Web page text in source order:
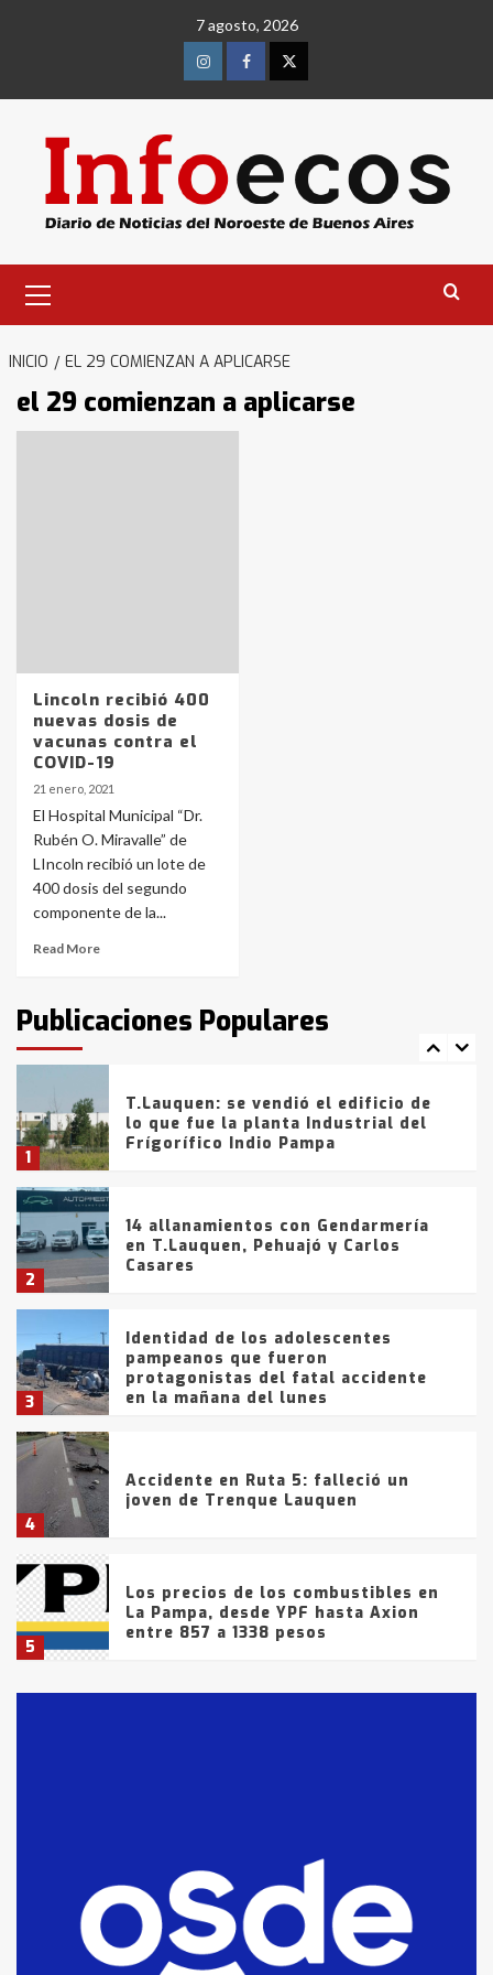
7 agosto, 2026
InstagramFacebookTwitter
primario
INICIO EL 29 COMIENZAN A APLICARSE
el 29 comienzan a aplicarse
Lincoln recibió 400
nuevas dosis de
vacunas contra el
COVID-19
21 enero, 2021
El Hospital Municipal “Dr.
Rubén O. Miravalle” de
LIncoln recibió un lote de
400 dosis del segundo
componente de la...
Read More
Publicaciones Populares
4
5
Los precios de los combustibles en
6
La Bolsa de Cereales de Bahía
Blanca anticipa que Agosto vendrá
con lluvias y heladas, en gran parte
de la provincia
fueron detenidos por
comercialización de drogas en la
tarde del sábado
1
T.Lauquen: se vendió el edificio de
lo que fue la planta Industrial del
Frígorífico Indio Pampa
2
14 allanamientos con Gendarmería
en T.Lauquen, Pehuajó y Carlos
Casares
3
Identidad de los adolescentes
pampeanos que fueron
protagonistas del fatal accidente
en la mañana del lunes
4
Accidente en Ruta 5: falleció un
joven de Trenque Lauquen
5
Los precios de los combustibles en
La Pampa, desde YPF hasta Axion
entre 857 a 1338 pesos
fueron detenidos por
comercialización de drogas en la
tarde del sábado
T.Lauquen: se vendió el edificio de